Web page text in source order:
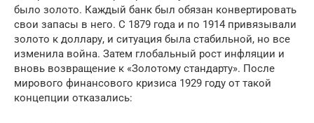
было золото. Каждый банк был обязан конвертировать
свои запасы в него. С 1879 года и по 1914 привязывали
золото к доллару, и ситуация была стабильной, но все
изменила война. Затем глобальный рост инфляции и
вновь возвращение к «Золотому стандарту». После
мирового финансового кризиса 1929 году от такой
концепции отказались: